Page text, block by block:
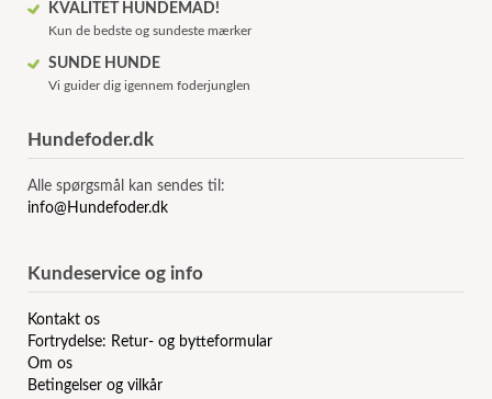
KVALITET HUNDEMAD!
Kun de bedste og sundeste mærker
SUNDE HUNDE
Vi guider dig igennem foderjunglen
Hundefoder.dk
Alle spørgsmål kan sendes til:
info@Hundefoder.dk
Kundeservice og info
Kontakt os
Fortrydelse: Retur- og bytteformular
Om os
Betingelser og vilkår